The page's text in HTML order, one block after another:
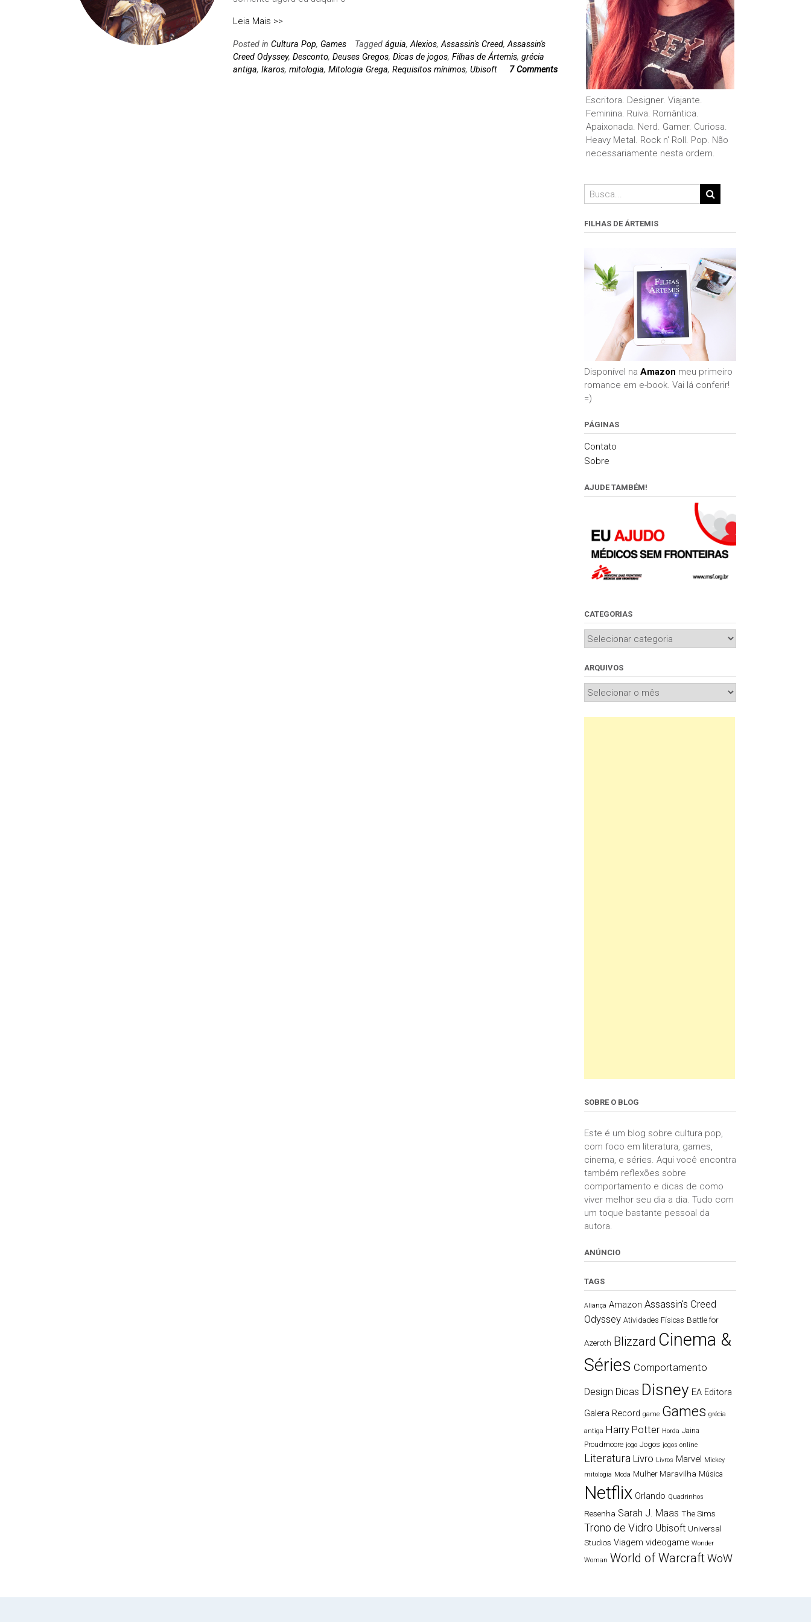
Leia Mais >>
Posted in Cultura Pop, Games Tagged águia, Alexios, Assassin's Creed, Assassin's
Creed Odyssey, Desconto, Deuses Gregos, Dicas de jogos, Filhas de Ártemis, grécia
antiga, Ikaros, mitologia, Mitologia Grega, Requisitos mínimos, Ubisoft 7 Comments
Escritora. Designer. Viajante.
Feminina. Ruiva. Romântica.
Apaixonada. Nerd. Gamer. Curiosa.
Heavy Metal. Rock n' Roll. Pop. Não
necessariamente nesta ordem.
FILHAS DE ÁRTEMIS
Disponível na Amazon meu primeiro
romance em e-book. Vai lá conferir!
=)
PÁGINAS
Contato
Sobre
AJUDE TAMBÉM!
CATEGORIAS
Categorias
ARQUIVOS
Arquivos
SOBRE O BLOG
Este é um blog sobre cultura pop,
com foco em literatura, games,
cinema, e séries. Aqui você encontra
também reflexões sobre
comportamento e dicas de como
viver melhor seu dia a dia. Tudo com
um toque bastante pessoal da
autora.
ANÚNCIO
TAGS
Aliança Amazon Assassin's Creed
Odyssey Atividades Físicas Battle for
Azeroth Blizzard Cinema &
Séries Comportamento
Design Dicas Disney EA Editora
Galera Record game Games grécia
antiga Harry Potter Horda Jaina
Proudmoore jogo Jogos jogos online
Literatura Livro Livros Marvel
Mickey
mitologia Moda Mulher Maravilha Música
Netflix Orlando Quadrinhos
Resenha Sarah J. Maas The Sims
Trono de Vidro Ubisoft Universal
Studios Viagem videogame Wonder
Woman World of Warcraft WoW